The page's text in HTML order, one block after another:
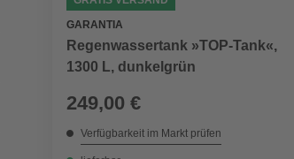
GARANTIA
Regenwassertank »TOP-Tank«,
1300 L, dunkelgrün
249,00 €
Verfügbarkeit im Markt prüfen